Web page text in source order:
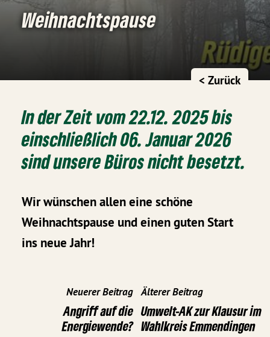
Weihnachtspause
< Zurück
In der Zeit vom 22.12. 2025 bis
einschließlich 06. Januar 2026
sind unsere Büros nicht besetzt.
Wir wünschen allen eine schöne
Weihnachtspause und einen guten Start
ins neue Jahr!
Neuerer Beitrag
Angriff auf die
Energiewende?
Älterer Beitrag
Umwelt-AK zur Klausur im
Wahlkreis Emmendingen